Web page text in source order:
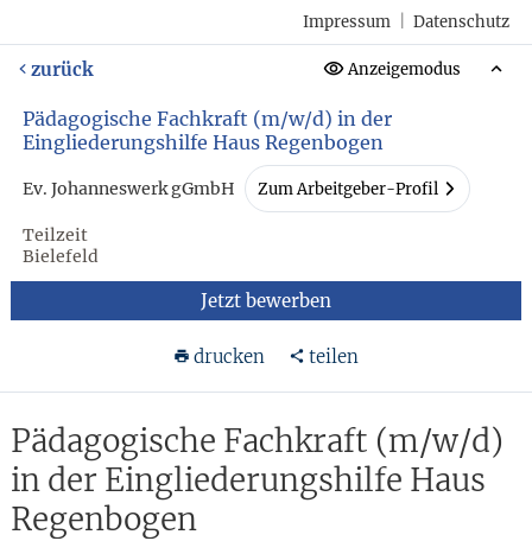
Impressum Datenschutz
zurück Anzeigemodus
Pädagogische Fachkraft (m/w/d) in der
Eingliederungshilfe Haus Regenbogen
Ev. Johanneswerk gGmbH Zum Arbeitgeber-Profil
Teilzeit
Bielefeld
Jetzt bewerben
drucken teilen
Pädagogische Fachkraft (m/w/d)
in der Eingliederungshilfe Haus
Regenbogen